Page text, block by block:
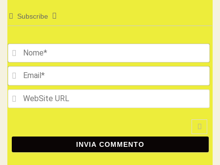
Subscribe